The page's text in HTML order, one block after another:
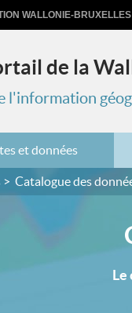
WALLONIE-BRUXELLES
de la
l'information
et données
Catalogue des
Le